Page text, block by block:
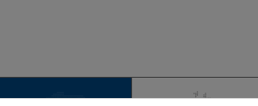
+